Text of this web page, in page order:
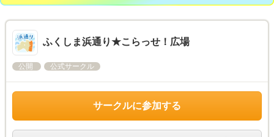
ふくしま浜通り★こらっせ！広場
公開 公式サークル
サークルに参加する